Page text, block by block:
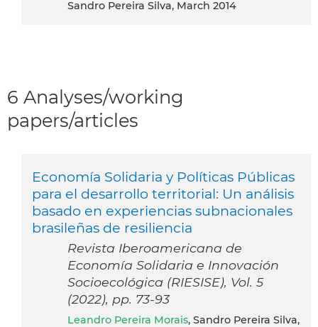
Sandro Pereira Silva, March 2014
6 Analyses/working
papers/articles
Economía Solidaria y Políticas Públicas
para el desarrollo territorial: Un análisis
basado en experiencias subnacionales
brasileñas de resiliencia
Revista Iberoamericana de
Economía Solidaria e Innovación
Socioecológica (RIESISE), Vol. 5
(2022), pp. 73-93
Leandro Pereira Morais, Sandro Pereira Silva,